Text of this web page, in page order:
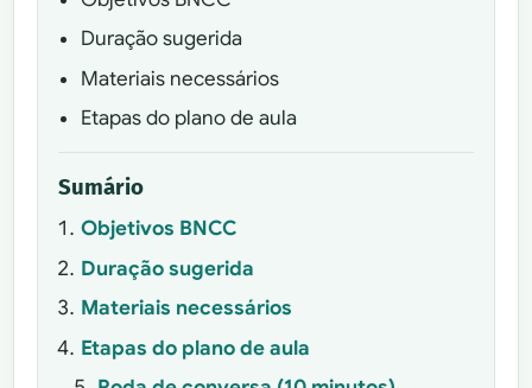
Duração sugerida
Materiais necessários
Etapas do plano de aula
Sumário
Objetivos BNCC
Duração sugerida
Materiais necessários
Etapas do plano de aula